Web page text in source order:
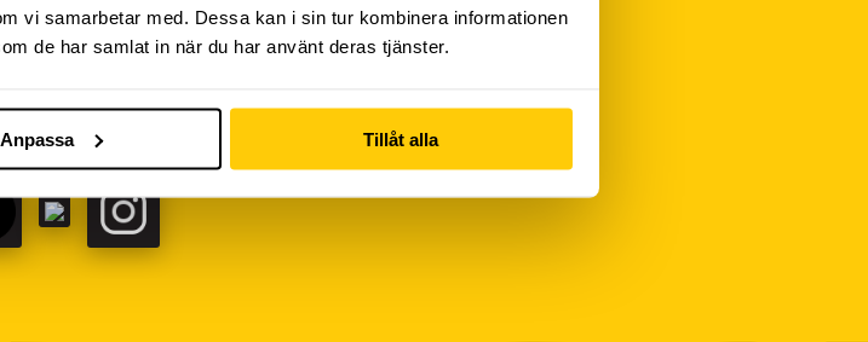
vi samarbetar med. Dessa kan i sin tur kombinera informationen
de har samlat in när du har använt deras tjänster.
Anpassa Tillåt alla
SOCIALA MEDIER
FACEBOOKTIKTOK